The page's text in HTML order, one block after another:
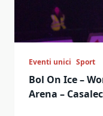
Eventi unici Sport
Bol On Ice –
Arena –